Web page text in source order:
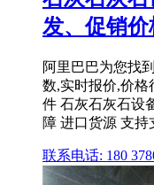
发、促销价
阿里巴巴为您找
数,实时报价,价格
件 石灰石灰石设
障 进口货源 支持
联系电话: 180